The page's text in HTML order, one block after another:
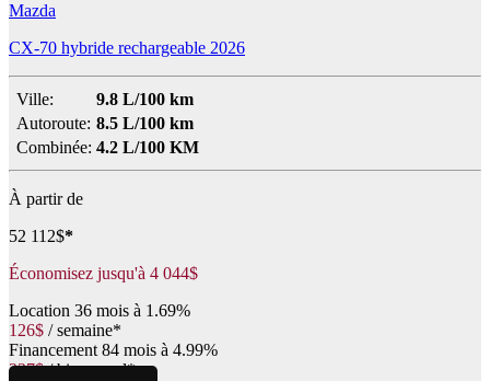
Mazda
CX-70 hybride rechargeable 2026
Ville:
9.8 L/100 km
Autoroute: 8.5 L/100 km
Combinée: 4.2 L/100 KM
À partir de
52 112$*
Économisez jusqu'à 4 044$
Location 36 mois à 1.69%
126$ /semaine*
Financement 84 mois à 4.99%
337$ /bimensuel*